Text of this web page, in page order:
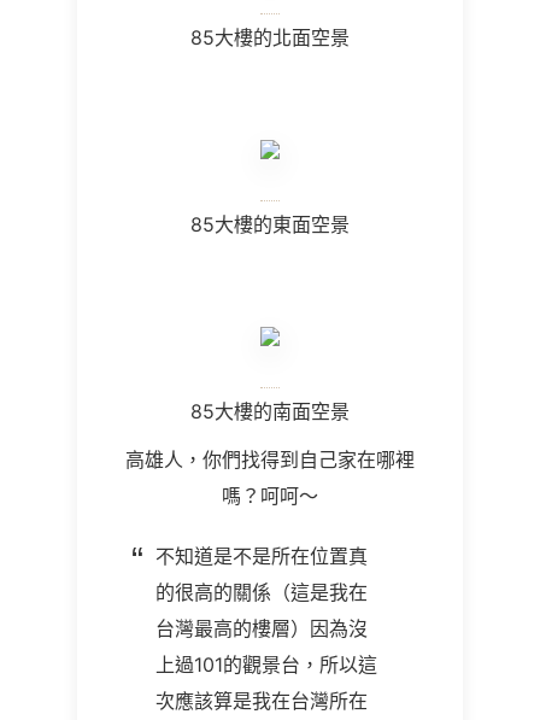
85大樓的北面空景
85大樓的東面空景
85大樓的南面空景
高雄人，你們找得到自己家在哪裡
嗎？呵呵～
不知道是不是所在位置真
的很高的關係（這是我在
台灣最高的樓層）因為沒
上過101的觀景台，所以這
次應該算是我在台灣所在